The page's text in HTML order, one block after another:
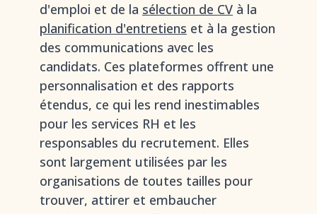
d'emploi et de la sélection de CV à la
planification d'entretiens et à la gestion
des communications avec les
candidats. Ces plateformes offrent une
personnalisation et des rapports
étendus, ce qui les rend inestimables
pour les services RH et les
responsables du recrutement. Elles
sont largement utilisées par les
organisations de toutes tailles pour
trouver, attirer et embaucher